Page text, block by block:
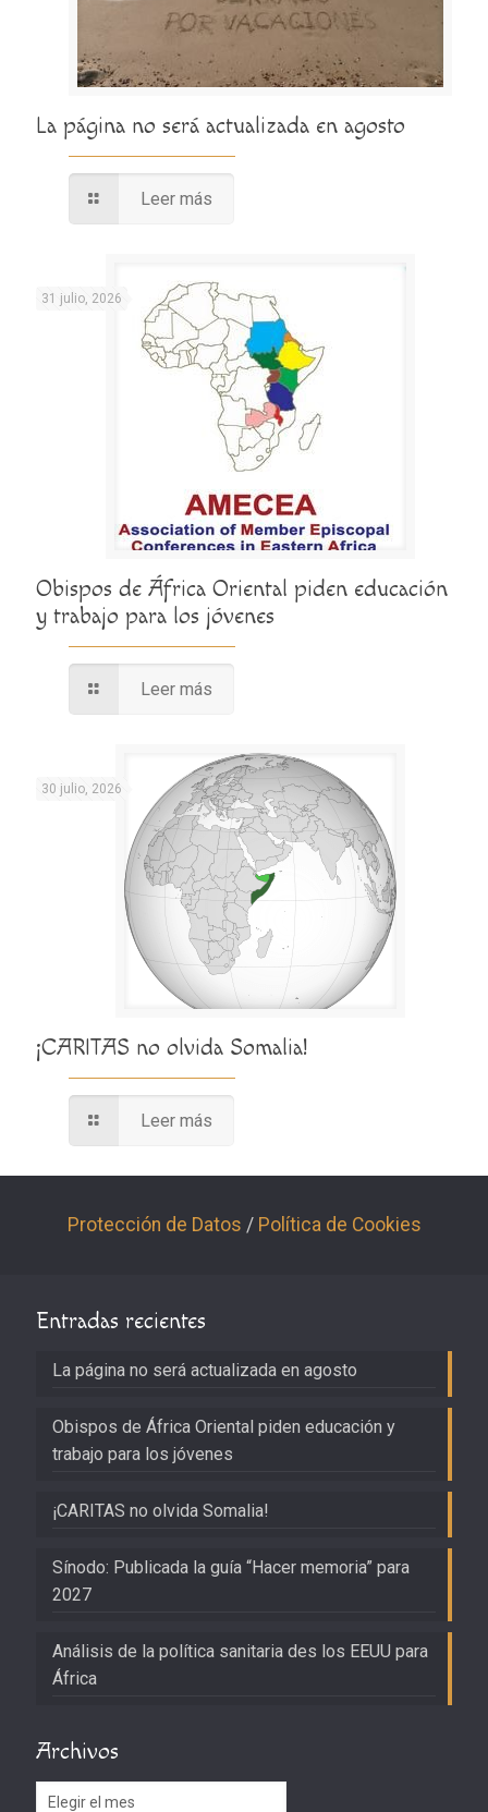
La página no será actualizada en agosto
Leer más
31 julio, 2026
Obispos de África Oriental piden educación
y trabajo para los jóvenes
Leer más
30 julio, 2026
¡CARITAS no olvida Somalia!
Leer más
Protección de Datos / Política de Cookies
Entradas recientes
La página no será actualizada en agosto
Obispos de África Oriental piden educación y
trabajo para los jóvenes
¡CARITAS no olvida Somalia!
Sínodo: Publicada la guía “Hacer memoria” para
2027
Análisis de la política sanitaria des los EEUU para
África
Archivos
Archivos